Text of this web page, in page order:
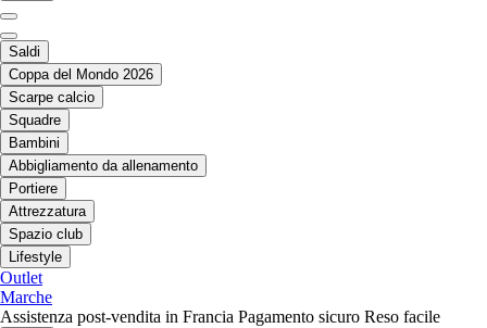
Saldi
Coppa del Mondo 2026
Scarpe calcio
Squadre
Bambini
Abbigliamento da allenamento
Portiere
Attrezzatura
Spazio club
Lifestyle
Outlet
Marche
Assistenza post-vendita in Francia Pagamento sicuro Reso facile